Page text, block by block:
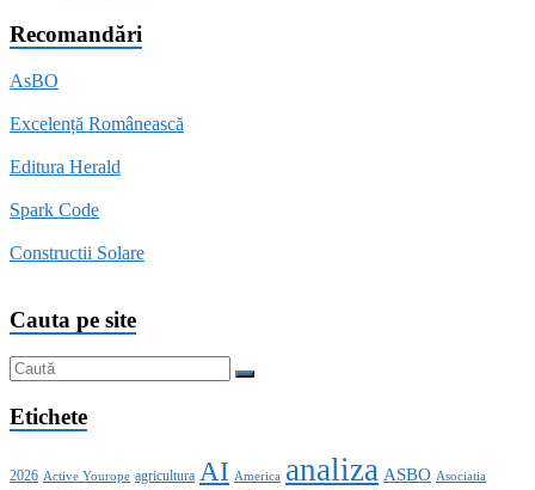
Recomandări
AsBO
Excelență Românească
Editura Herald
Spark Code
Constructii Solare
Cauta pe site
Etichete
2026 Active Yourope agricultura AI America analiza ASBO Asociatia